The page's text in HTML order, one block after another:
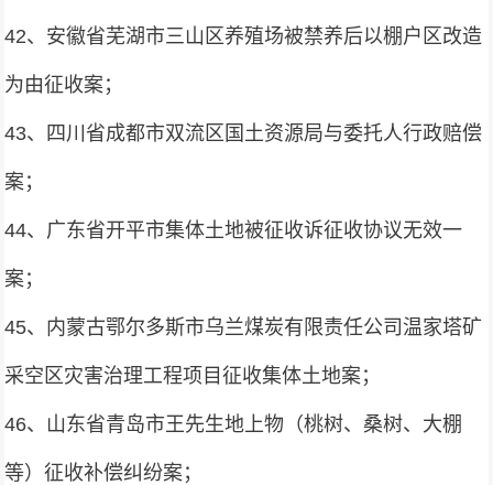
42、安徽省芜湖市三山区养殖场被禁养后以棚户区改造
为由征收案；
43、四川省成都市双流区国土资源局与委托人行政赔偿
案；
44、广东省开平市集体土地被征收诉征收协议无效一
案；
45、内蒙古鄂尔多斯市乌兰煤炭有限责任公司温家塔矿
采空区灾害治理工程项目征收集体土地案；
46、山东省青岛市王先生地上物（桃树、桑树、大棚
等）征收补偿纠纷案；